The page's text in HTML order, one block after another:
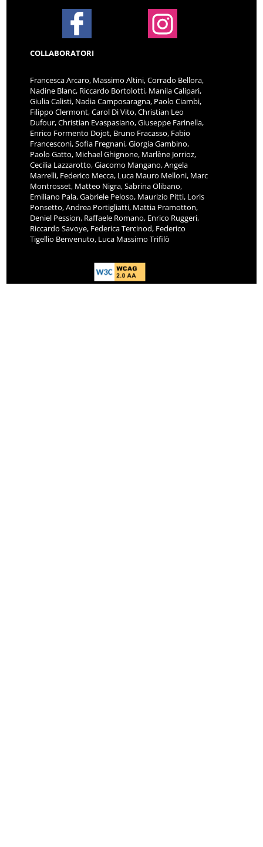
COLLABORATORI
Francesca Arcaro, Massimo Altini, Corrado Bellora,
Nadine Blanc, Riccardo Bortolotti, Manila Calipari,
Giulia Calisti, Nadia Camposaragna, Paolo Ciambi,
Filippo Clermont, Carol Di Vito, Christian Leo
Dufour, Christian Evaspasiano, Giuseppe Farinella,
Enrico Formento Dojot, Bruno Fracasso, Fabio
Francesconi, Sofia Fregnani, Giorgia Gambino,
Paolo Gatto, Michael Ghignone, Marlène Jorrioz,
Cecilia Lazzarotto, Giacomo Mangano, Angela
Marrelli, Federico Mecca, Luca Mauro Melloni, Marc
Montrosset, Matteo Nigra, Sabrina Olibano,
Emiliano Pala, Gabriele Peloso, Maurizio Pitti, Loris
Ponsetto, Andrea Portigliatti, Mattia Pramotton,
Deniel Pession, Raffaele Romano, Enrico Ruggeri,
Riccardo Savoye, Federica Tercinod, Federico
Tigellio Benvenuto, Luca Massimo Trifilò